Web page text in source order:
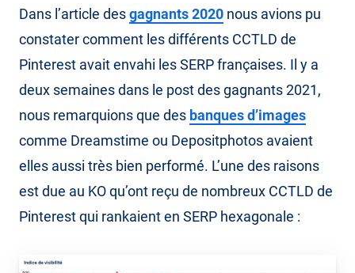
Dans l’article desgagnants 2020 nous avions pu
constater comment les différents CCTLD de
Pinterest avait envahi les SERP françaises. Il y a
deux semaines dans le post des gagnants 2021,
nous remarquions que des banques d’images
comme Dreamstime ou Depositphotos avaient
elles aussi très bien performé. L’une des raisons
est due au KO qu’ont reçu de nombreux CCTLD de
Pinterest qui rankaient en SERP hexagonale :